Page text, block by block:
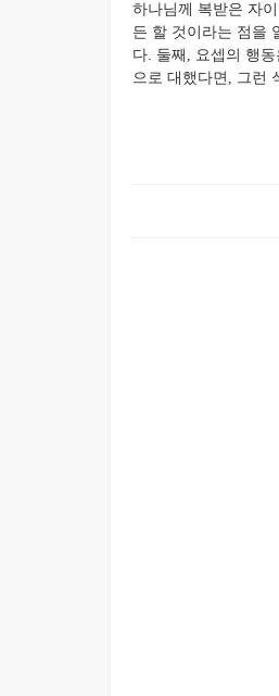
하나님께 복받은 자
든 할 것이라는 점을
다. 둘째, 요셉의 행
으로 대했다면, 그런